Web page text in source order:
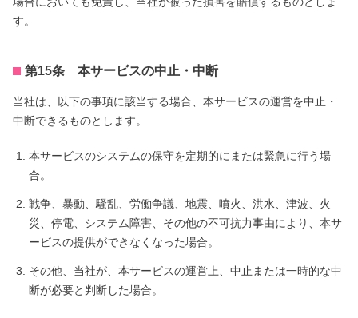
す。
第15条 本サービスの中止・中断
当社は、以下の事項に該当する場合、本サービスの運営を中止・
中断できるものとします。
本サービスのシステムの保守を定期的にまたは緊急に行う場
合。
戦争、暴動、騒乱、労働争議、地震、噴火、洪水、津波、火
災、停電、システム障害、その他の不可抗力事由により、本サ
ービスの提供ができなくなった場合。
その他、当社が、本サービスの運営上、中止または一時的な中
断が必要と判断した場合。